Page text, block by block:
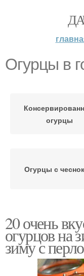
Огурцы в
огурцы
Огурцы с
Обалденные
Огурцы в
20 очень
огурцов на
зиму с